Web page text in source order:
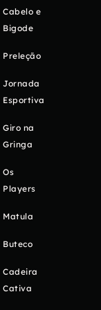
Cabelo e
Bigode
Preleção
Jornada
Esportiva
Giro na
Gringa
Os
Players
Matula
Buteco
Cadeira
Cativa